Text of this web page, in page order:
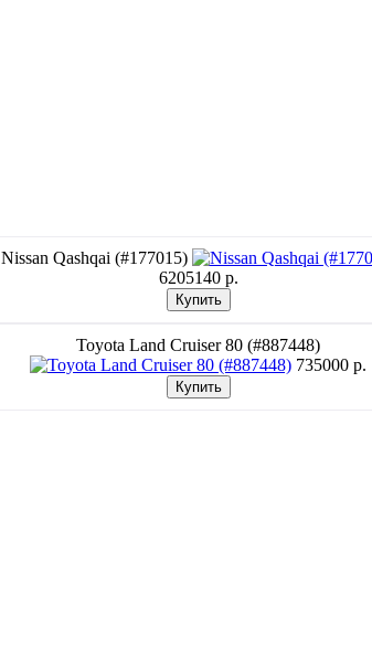
Nissan Qashqai (#177015)
6205140 p.
Toyota Land Cruiser 80 (#887448)
735000 p.